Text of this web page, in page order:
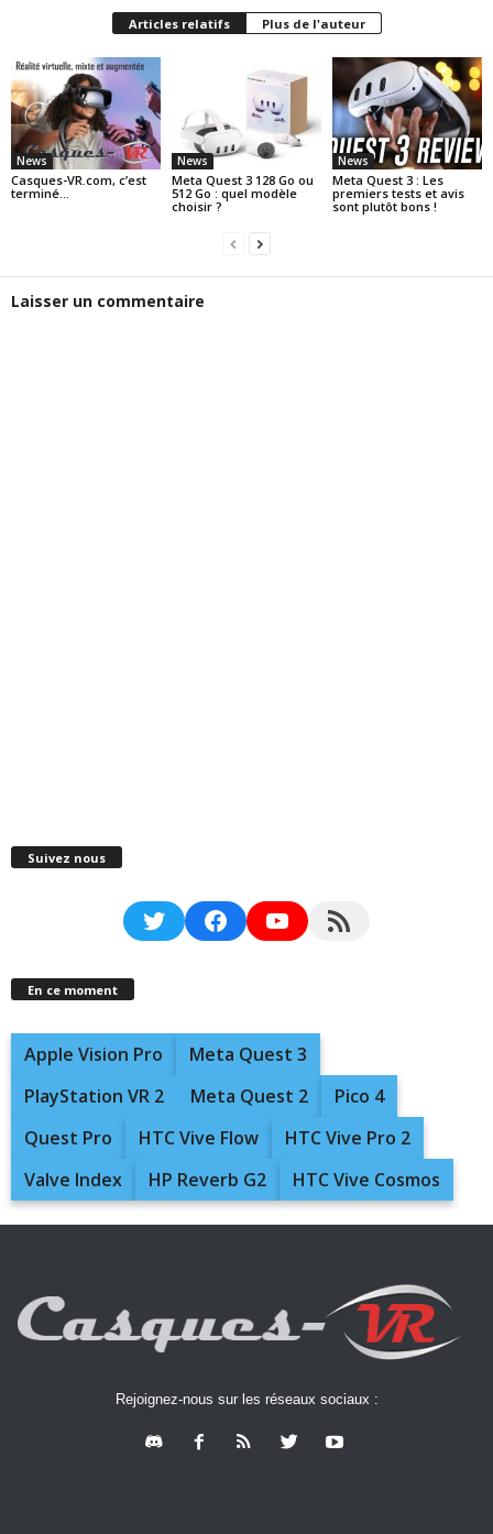
Articles relatifs Plus de l'auteur
News
Casques-VR.com, c’est
terminé…
News
Meta Quest 3 128 Go ou
512 Go : quel modèle
choisir ?
News
Meta Quest 3 : Les
premiers tests et avis
sont plutôt bons !
Laisser un commentaire
Suivez nous
TwitterFacebookYouTubeRSS Feed
En ce moment
Apple Vision Pro
Meta Quest 3
PlayStation VR 2
Meta Quest 2
Pico 4
Quest Pro
HTC Vive Flow
HTC Vive Pro 2
Valve Index
HP Reverb G2 HTC Vive Cosmos
Rejoignez-nous sur les réseaux sociaux :